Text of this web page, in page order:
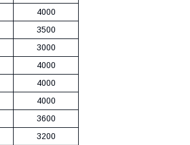
4000
3500
3000
4000
4000
4000
3600
3200